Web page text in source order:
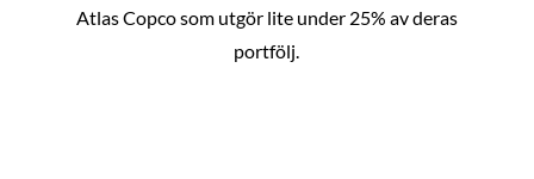
Atlas Copco som utgör lite under 25% av deras
portfölj.